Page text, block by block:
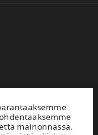
mainonnassa.